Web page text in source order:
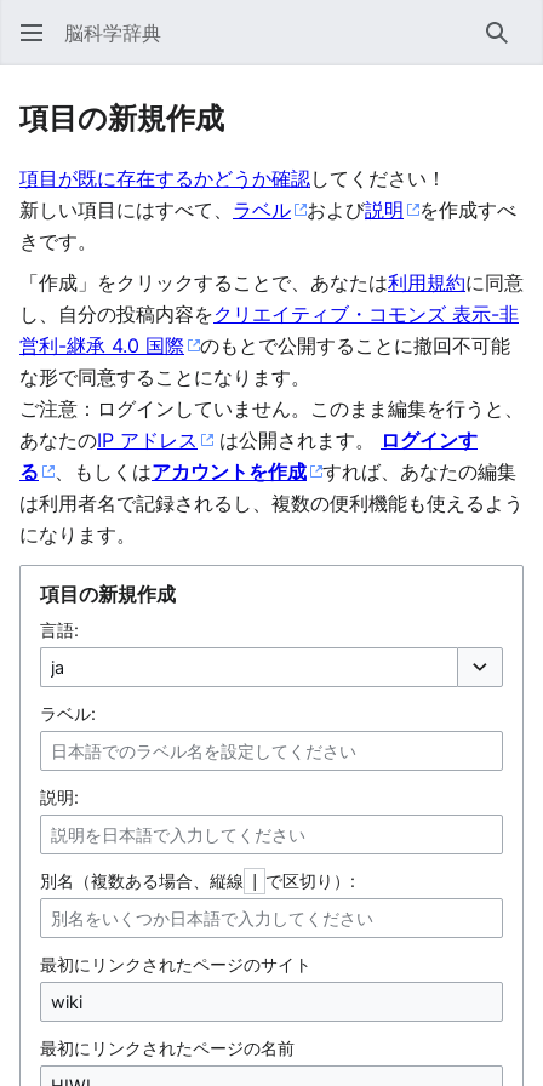
脳科学辞典 検索
項目の新規作成
項目が既に存在するかどうか確認してください！
新しい項目にはすべて、 ラベル および説明
を作成すべ
きです。
「作成」をクリックすることで、あなたは利用規約に同意
し、自分の投稿内容をクリエイティブ・コモンズ 表示-非
営利-継承 4.0 国際
のもとで公開することに撤回不可能
な形で同意することになります。
ご注意：ログインしていません。このまま編集を行うと、
あなたのIP アドレス は公開されます。
ログインす
る
、もしくはアカウントを作成
すれば、あなたの編集
は利用者名で記録されるし、複数の便利機能も使えるよう
になります。
項目の新規作成
言語:
ラベル:
説明:
別名（複数ある場合、縦線 で区切り）:
最初にリンクされたページのサイト
最初にリンクされたページの名前